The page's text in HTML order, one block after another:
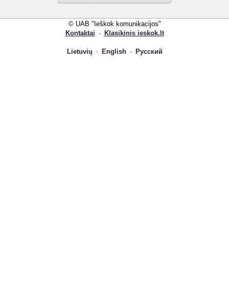
© UAB "Ieškok komunikacijos"
Kontaktai · Klasikinis ieskok.lt
Lietuvių · English · Русский